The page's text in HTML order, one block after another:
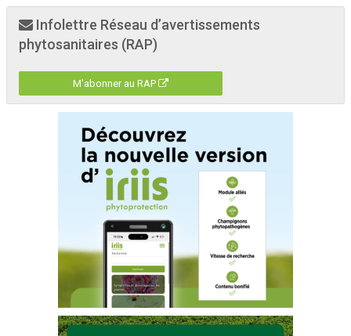
Infolettre Réseau d’avertissements
phytosanitaires (RAP)
M'abonner au RAP